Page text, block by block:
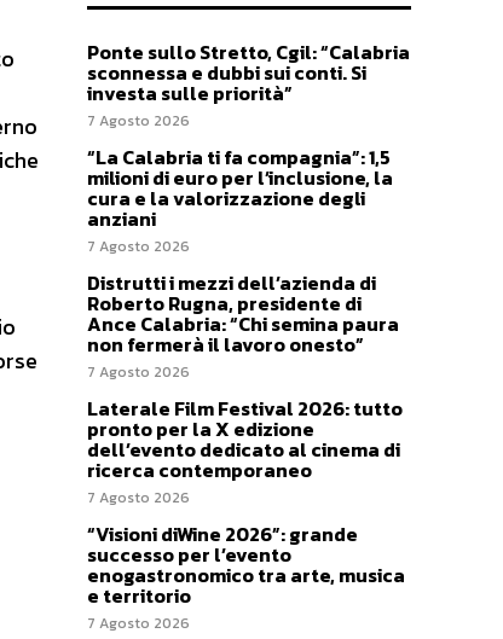
Ponte sullo Stretto, Cgil: “Calabria
sconnessa e dubbi sui conti. Si
investa sulle priorità”
7 Agosto 2026
“La Calabria ti fa compagnia”: 1,5
milioni di euro per l’inclusione, la
cura e la valorizzazione degli
anziani
7 Agosto 2026
Distrutti i mezzi dell’azienda di
Roberto Rugna, presidente di
Ance Calabria: “Chi semina paura
non fermerà il lavoro onesto”
7 Agosto 2026
Laterale Film Festival 2026: tutto
pronto per la X edizione
dell’evento dedicato al cinema di
ricerca contemporaneo
7 Agosto 2026
“Visioni diWine 2026”: grande
successo per l’evento
enogastronomico tra arte, musica
e territorio
7 Agosto 2026